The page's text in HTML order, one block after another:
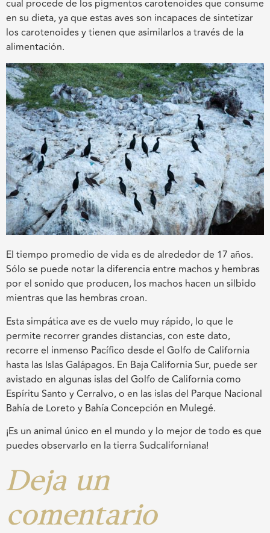
cual procede​ de los pigmentos carotenoides que consume
en su dieta, ya que estas aves son incapaces de sintetizar
los carotenoides y tienen que asimilarlos a través de la
alimentación.
El tiempo promedio de vida es de alrededor de 17 años.
Sólo se puede notar la diferencia entre machos y hembras
por el sonido que producen, los machos hacen un silbido
mientras que las hembras croan.
Esta simpática ave es de vuelo muy rápido, lo que le
permite recorrer grandes distancias, con este dato,
recorre el inmenso Pacífico desde el Golfo de California
hasta las Islas Galápagos. En Baja California Sur, puede ser
avistado en algunas islas del Golfo de California como
Espíritu Santo y Cerralvo, o en las islas del Parque Nacional
Bahía de Loreto y Bahía Concepción en Mulegé.
¡Es un animal único en el mundo y lo mejor de todo es que
puedes observarlo en la tierra Sudcaliforniana!
Deja un
comentario